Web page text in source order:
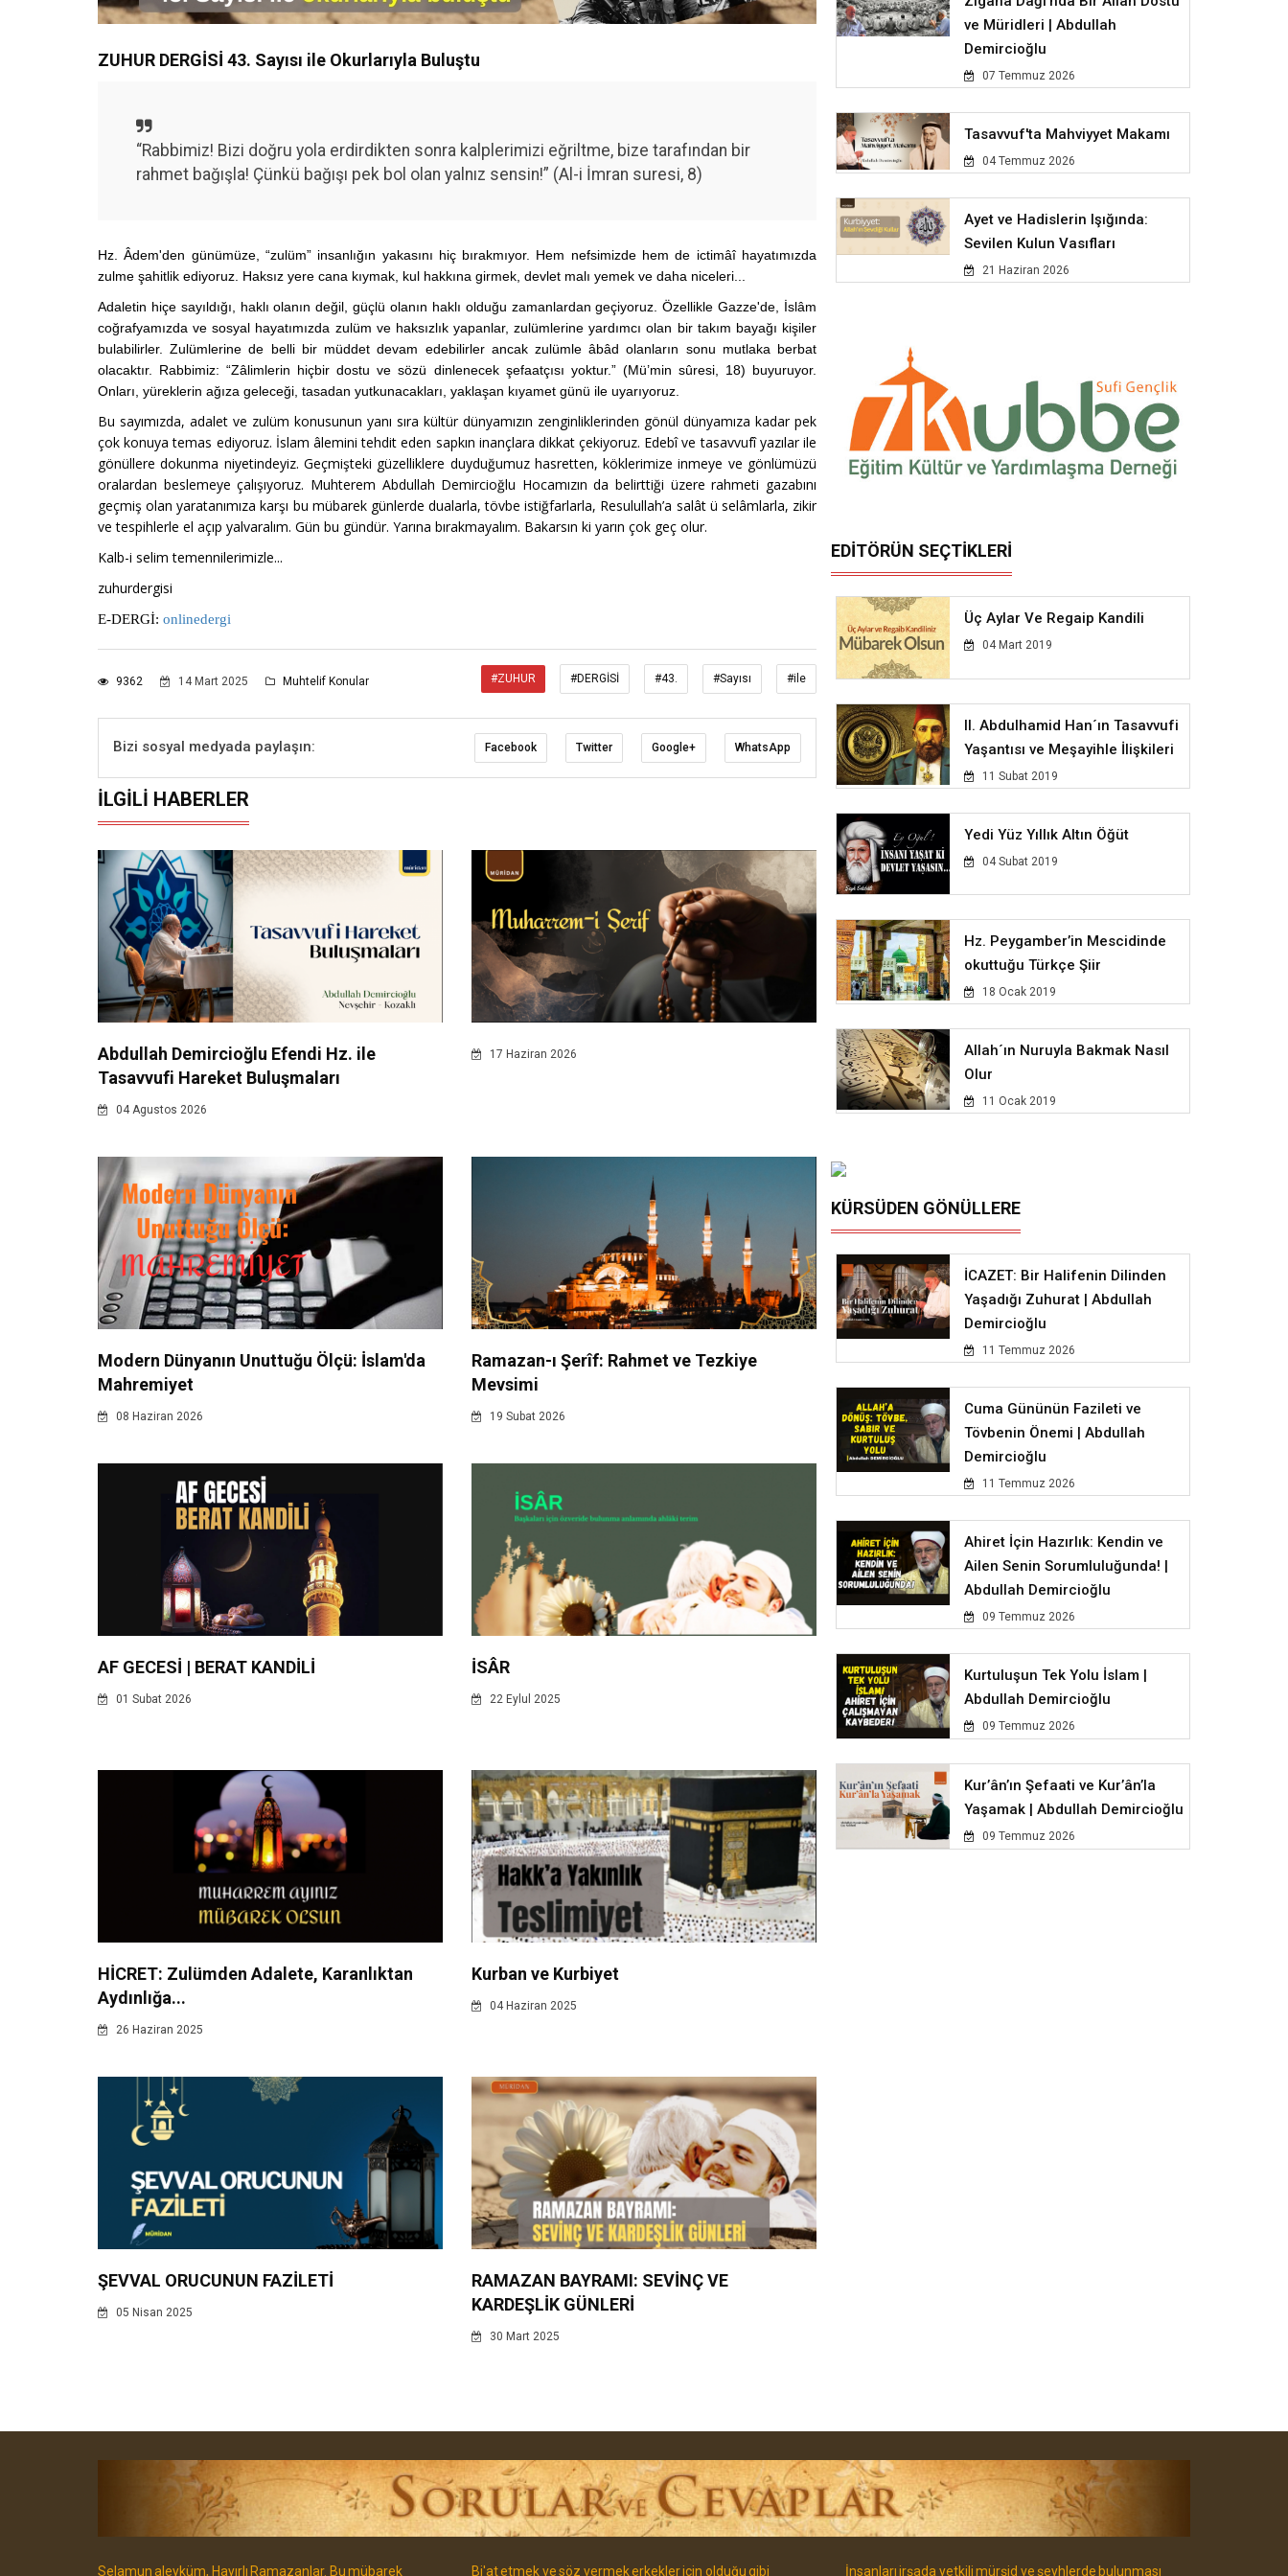
ZUHUR DERGİSİ 43. Sayısı ile Okurlarıyla Buluştu
“Rabbimiz! Bizi doğru yola erdirdikten sonra kalplerimizi eğriltme, bize tarafından bir
rahmet bağışla! Çünkü bağışı pek bol olan yalnız sensin!” (Al-i İmran suresi, 8)
Hz. Âdem'den günümüze, “zulüm” insanlığın yakasını hiç bırakmıyor. Hem nefsimizde hem de ictimâî hayatımızda
zulme şahitlik ediyoruz. Haksız yere cana kıymak, kul hakkına girmek, devlet malı yemek ve daha niceleri...
Adaletin hiçe sayıldığı, haklı olanın değil, güçlü olanın haklı olduğu zamanlardan geçiyoruz. Özellikle Gazze'de, İslâm
coğrafyamızda ve sosyal hayatımızda zulüm ve haksızlık yapanlar, zulümlerine yardımcı olan bir takım bayağı kişiler
bulabilirler. Zulümlerine de belli bir müddet devam edebilirler ancak zulümle âbâd olanların sonu mutlaka berbat
olacaktır. Rabbimiz: “Zâlimlerin hiçbir dostu ve sözü dinlenecek şefaatçısı yoktur.” (Mü’min sûresi, 18) buyuruyor.
Onları, yüreklerin ağıza geleceği, tasadan yutkunacakları, yaklaşan kıyamet günü ile uyarıyoruz.
Bu sayımızda, adalet ve zulüm konusunun yanı sıra kültür dünyamızın zenginliklerinden gönül dünyamıza kadar pek
çok konuya temas ediyoruz. İslam âlemini tehdit eden sapkın inançlara dikkat çekiyoruz. Edebî ve tasavvufî yazılar ile
gönüllere dokunma niyetindeyiz. Geçmişteki güzelliklere duyduğumuz hasretten, köklerimize inmeye ve gönlümüzü
oralardan beslemeye çalışıyoruz. Muhterem Abdullah Demircioğlu Hocamızın da belirttiği üzere rahmeti gazabını
geçmiş olan yaratanımıza karşı bu mübarek günlerde dualarla, tövbe istiğfarlarla, Resulullah’a salât ü selâmlarla, zikir
ve tespihlerle el açıp yalvaralım. Gün bu gündür. Yarına bırakmayalım. Bakarsın ki yarın çok geç olur.
Kalb-i selim temennilerimizle...
zuhurdergisi
E-DERGİ: onlinedergi
9362 14 Mart 2025 Muhtelif Konular #ZUHUR #DERGİSİ #43. #Sayısı #ile
Bizi sosyal medyada paylaşın: Facebook Twitter Google+ WhatsApp
İLGILI HABERLER
Abdullah Demircioğlu Efendi Hz. ile
Tasavvufi Hareket Buluşmaları
04 Agustos 2026
17 Haziran 2026
Modern Dünyanın Unuttuğu Ölçü: İslam'da
Mahremiyet
08 Haziran 2026
Ramazan-ı Şerîf: Rahmet ve Tezkiye
Mevsimi
19 Subat 2026
AF GECESİ | BERAT KANDİLİ
01 Subat 2026
İSÂR
22 Eylul 2025
HİCRET: Zulümden Adalete, Karanlıktan
Aydınlığa...
26 Haziran 2025
Kurban ve Kurbiyet
04 Haziran 2025
ŞEVVAL ORUCUNUN FAZİLETİ
05 Nisan 2025
RAMAZAN BAYRAMI: SEVİNÇ VE
KARDEŞLİK GÜNLERİ
30 Mart 2025
ve Müridleri | Abdullah
Demircioğlu
07 Temmuz 2026
Tasavvuf'ta Mahviyyet Makamı
04 Temmuz 2026
Ayet ve Hadislerin Işığında:
Sevilen Kulun Vasıfları
21 Haziran 2026
EDİTÖRÜN SEÇTİKLERİ
Üç Aylar Ve Regaip Kandili
04 Mart 2019
II. Abdulhamid Han´ın Tasavvufi
Yaşantısı ve Meşayihle İlişkileri
11 Subat 2019
Yedi Yüz Yıllık Altın Öğüt
04 Subat 2019
Hz. Peygamber’in Mescidinde
okuttuğu Türkçe Şiir
18 Ocak 2019
Allah´ın Nuruyla Bakmak Nasıl
Olur
11 Ocak 2019
KÜRSÜDEN GÖNÜLLERE
İCAZET: Bir Halifenin Dilinden
Yaşadığı Zuhurat | Abdullah
Demircioğlu
11 Temmuz 2026
Cuma Gününün Fazileti ve
Tövbenin Önemi | Abdullah
Demircioğlu
11 Temmuz 2026
Ahiret İçin Hazırlık: Kendin ve
Ailen Senin Sorumluluğunda! |
Abdullah Demircioğlu
09 Temmuz 2026
Kurtuluşun Tek Yolu İslam |
Abdullah Demircioğlu
09 Temmuz 2026
Kur’ân’ın Şefaati ve Kur’ân’la
Yaşamak | Abdullah Demircioğlu
09 Temmuz 2026
Selamun aleyküm, Hayırlı Ramazanlar. Bu mübarek Bi'at etmek ve söz vermek erkekler icin olduğu gibi İnsanları irşada yetkili mürşid ve şeyhlerde bulunması